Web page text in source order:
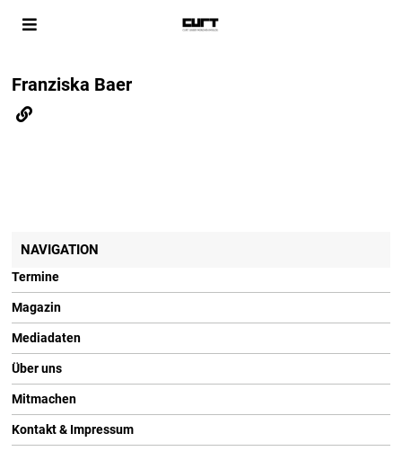
Franziska Baer
NAVIGATION
Termine
Magazin
Mediadaten
Über uns
Mitmachen
Kontakt & Impressum